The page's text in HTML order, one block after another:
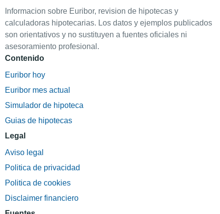
Informacion sobre Euribor, revision de hipotecas y
calculadoras hipotecarias. Los datos y ejemplos publicados
son orientativos y no sustituyen a fuentes oficiales ni
asesoramiento profesional.
Contenido
Euribor hoy
Euribor mes actual
Simulador de hipoteca
Guias de hipotecas
Legal
Aviso legal
Politica de privacidad
Politica de cookies
Disclaimer financiero